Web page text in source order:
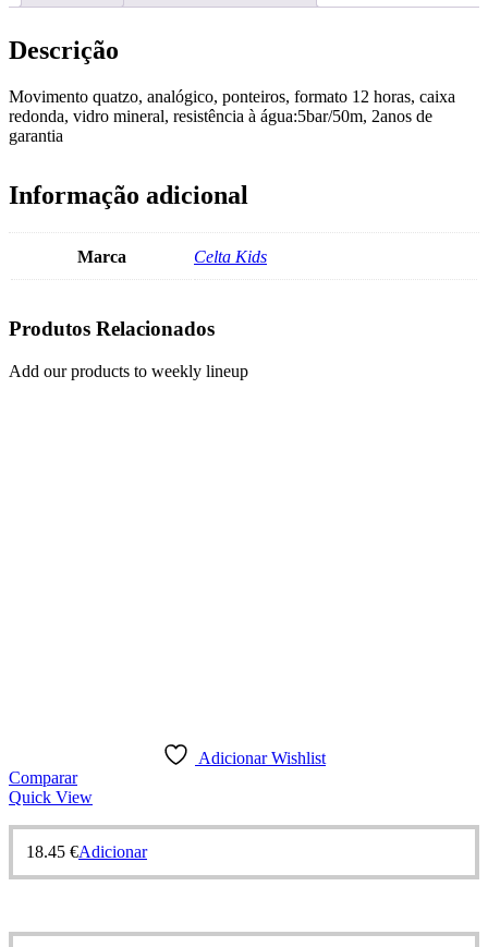
Descrição
Movimento quatzo, analógico, ponteiros, formato 12 horas, caixa
redonda, vidro mineral, resistência à água:5bar/50m, 2anos de
garantia
Informação adicional
Marca Celta Kids
Produtos Relacionados
Add our products to weekly lineup
Adicionar Wishlist
Comparar
Quick View
18.45 €Adicionar